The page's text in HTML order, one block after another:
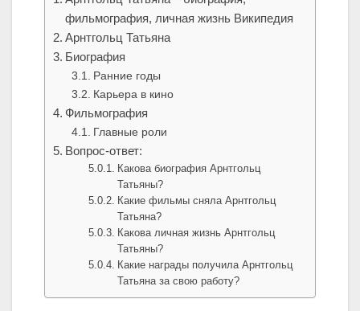
фильмография, личная жизнь Википедия
Арнтгольц Татьяна
Биография
Ранние годы
Карьера в кино
Фильмография
Главные роли
Вопрос-ответ:
Какова биография Арнтгольц
Татьяны?
Какие фильмы сняла Арнтгольц
Татьяна?
Какова личная жизнь Арнтгольц
Татьяны?
Какие награды получила Арнтгольц
Татьяна за свою работу?